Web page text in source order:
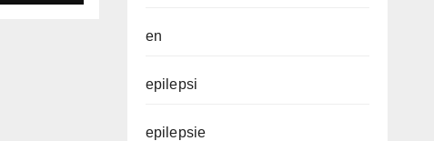
en
epilepsi
epilepsie